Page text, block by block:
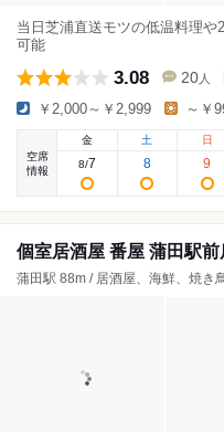
当日芝浦直送モツの低温料理
可能
3.08 20 人
￥2,000～￥2,999 ～￥
空席
情報
金
8/7
土
8
日
9
個室居酒屋 番屋 蒲田駅前
蒲田駅 88m / 居酒屋、海鮮、焼き